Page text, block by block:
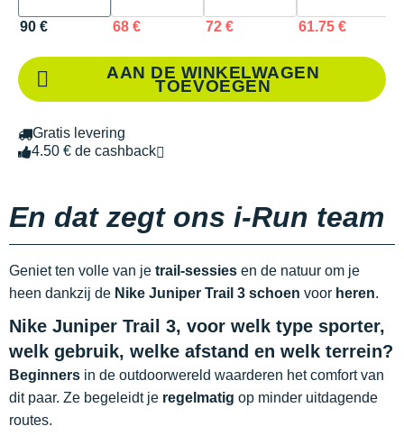
90 € 68 € 72 € 61.75 €
AAN DE WINKELWAGEN
TOEVOEGEN
Gratis levering
4.50 € de cashback
En dat zegt ons i-Run team
Geniet ten volle van je trail-sessies en de natuur om je
heen dankzij de Nike Juniper Trail 3 schoen voor heren.
Nike Juniper Trail 3, voor welk type sporter,
welk gebruik, welke afstand en welk terrein?
Beginners in de outdoorwereld waarderen het comfort van
dit paar. Ze begeleidt je regelmatig op minder uitdagende
routes.